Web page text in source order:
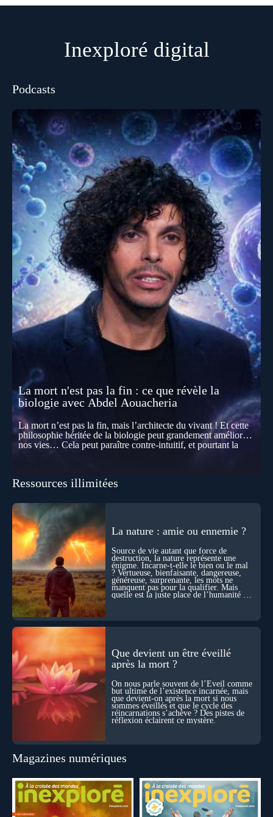
Inexploré digital
Podcasts
La mort n'est pas la fin : ce que révèle la
biologie avec Abdel Aouacheria
La mort n’est pas la fin, mais l’architecte du vivant ! Et cette
philosophie héritée de la biologie peut grandement améliorer
nos vies… Cela peut paraître contre-intuitif, et pourtant la
se construisent grâce à des milliers de morts cellulaires
effacements nécessaires façonnent la vie elle-même. À toutes
les échelles, la mort apparaît moins comme une rupture que
comme une logique active du vivant. Alors, la biologie peut-
elle transformer notre manière de penser la mort ? Existe-t-il
des ponts avec nos intuitions métaphysiques sur le cycle de
l’âme ? Nous en parlons avec Abdel Aouacheria, docteur en
biochimie et spécialiste de la mort cellulaire.
Ressources illimitées
La nature : amie ou ennemie ?
Source de vie autant que force de
destruction, la nature représente une
énigme. Incarne-t-elle le bien ou le mal
? Vertueuse, bienfaisante, dangereuse,
généreuse, surprenante, les mots ne
manquent pas pour la qualifier. Mais
quelle est la juste place de l’humanité au
cœur du vivant ?
Que devient un être éveillé
après la mort ?
On nous parle souvent de l’Éveil comme
but ultime de l’existence incarnée, mais
que devient-on après la mort si nous
sommes éveillés et que le cycle des
réincarnations s’achève ? Des pistes de
réflexion éclairent ce mystère.
Magazines numériques